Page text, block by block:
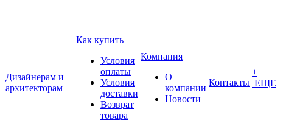
Дизайнерам и
архитекторам
Как купить
Условия
оплаты
Условия
доставки
Возврат
товара
Компания
О
компании
Новости
Контакты
+
ЕЩЕ